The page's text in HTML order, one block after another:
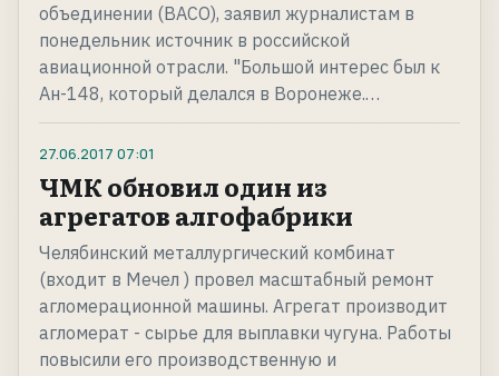
объединении (ВАСО), заявил журналистам в
понедельник источник в российской
авиационной отрасли. "Большой интерес был к
Ан-148, который делался в Воронеже.…
27.06.2017 07:01
ЧМК обновил один из
агрегатов алгофабрики
Челябинский металлургический комбинат
(входит в Мечел ) провел масштабный ремонт
агломерационной машины. Агрегат производит
агломерат - сырье для выплавки чугуна. Работы
повысили его производственную и